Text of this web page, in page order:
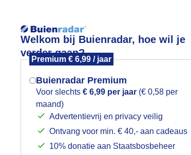
Welkom bij Buienradar, hoe wil je
verder gaan?
Premium € 6,99 / jaar
Buienradar Premium
Voor slechts € 6,99 per jaar (€ 0,58 per
maand)
Advertentievrij en privacy veilig
Ontvang voor min. € 40,- aan cadeaus
10% donatie aan Staatsbosbeheer
Foto en video Weerzine
Mogen we je locatie gebruiken voor
het weer?